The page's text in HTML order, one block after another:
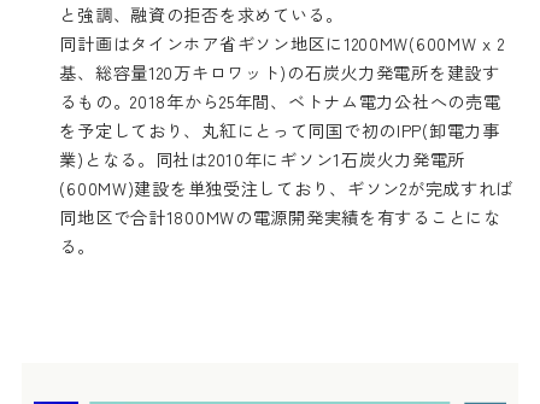
と強調、融資の拒否を求めている。
同計画はタインホア省ギソン地区に1200MW(600MW x 2
基、総容量120万キロワット)の石炭火力発電所を建設す
るもの。2018年から25年間、ベトナム電力公社への売電
を予定しており、丸紅にとって同国で初のIPP(卸電力事
業)となる。同社は2010年にギソン1石炭火力発電所
(600MW)建設を単独受注しており、ギソン2が完成すれば
同地区で合計1800MWの電源開発実績を有することにな
る。